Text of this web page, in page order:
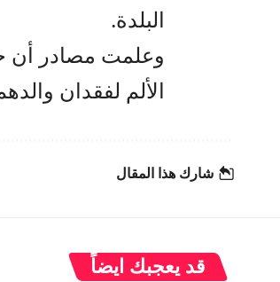
البلدة.
وعلمت مصادر أن
الألم لفقدان
شارك هذا المقال
قد يعجبك ايضاً